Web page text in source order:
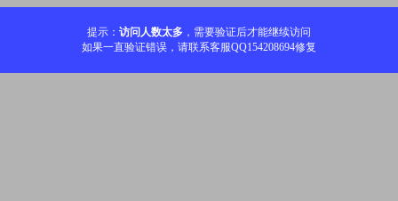
提示： 访问人数太多 ，需要验证后才能继续访问
如果一直验证错误，请联系客服QQ154208694修复